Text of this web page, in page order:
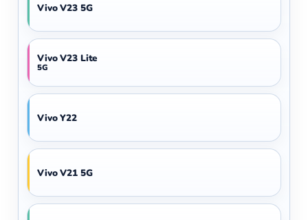
Vivo V23 5G
Vivo V23 Lite
5G
Vivo Y22
Vivo V21 5G